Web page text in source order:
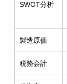
SWOT分析
製造原価
税務会計